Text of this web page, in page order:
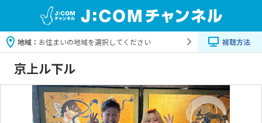
地域： お住まいの地域を選択してください 視聴方法
京上ル下ル